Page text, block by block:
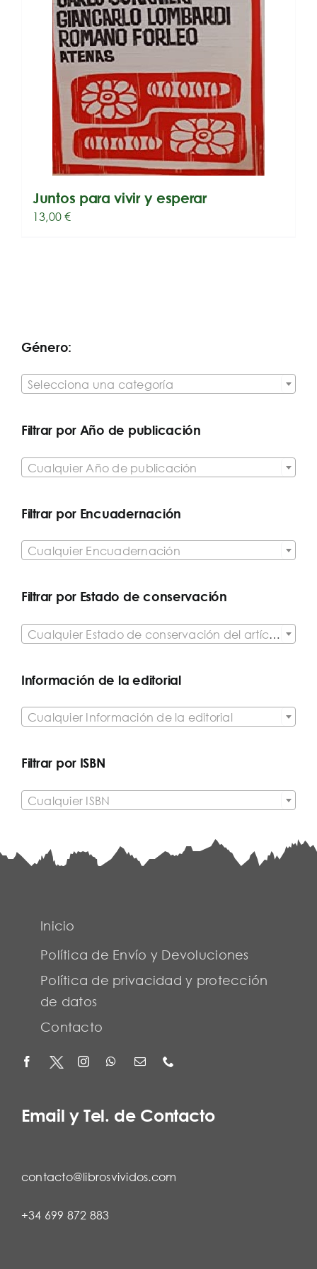
Juntos para vivir y esperar
13,00€
Género:
Selecciona una categoría
Filtrar por Año de publicación
Cualquier Año de publicación
Filtrar por Encuadernación
Cualquier Encuadernación
Filtrar por Estado de conservación
Cualquier Estado de conservación del artículo
Información de la editorial
Cualquier Información de la editorial
Filtrar por ISBN
Cualquier ISBN
Inicio
Política de Envío y Devoluciones
Política de privacidad y protección
de datos
Contacto
Email y Tel. de Contacto
contacto@librosvividos.com
+34 699 872 883